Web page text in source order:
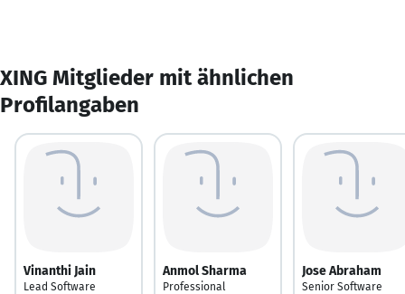
XING Mitglieder mit ähnlichen
Profilangaben
Vinanthi Jain
Lead Software
Anmol Sharma
Professional
Jose Abraham
Senior Software